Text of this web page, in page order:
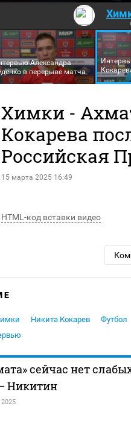
Александра
в перерыве матча
Химки -
Кокарева
Российская
15 марта 2025 16:49
HTML-код вставки видео
Никита Кокарев Футбол
сейчас нет
Никитин
2025